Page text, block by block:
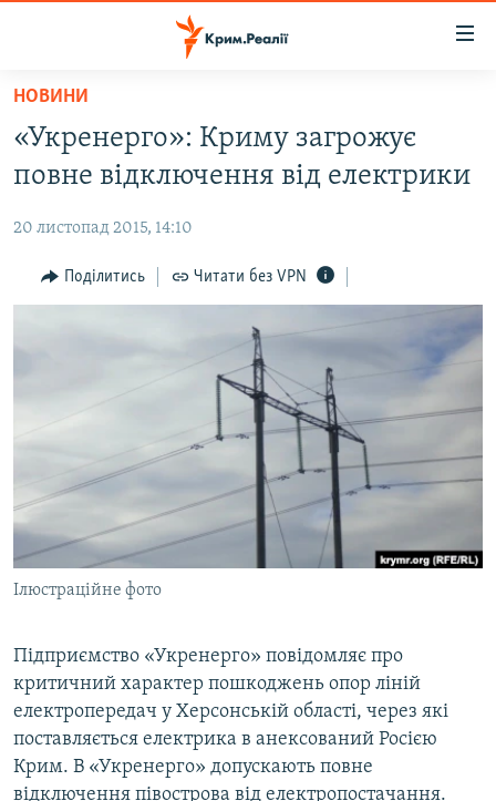
Перейти
основного
матеріалу
до
навігації
Перейти
ВОДА.КРИМ
ПОЛІТИКА
БЛОГИ
ДЕПОРТАЦІЯ
ВІДЕОУРОКИ «ELIFBE»
СВІДЧЕННЯ ОКУПАЦІЇ
УКРАЇНСЬКА ПРОБЛЕМА КРИМУ
ЯК ОБІЙТИ БЛОКУВАННЯ
Русский
Qırımtatar
Усі сайти RFE/RL
НОВИНИ
«Укренерго»: Криму загрожує
повне відключення від електрики
20 листопад 2015, 14:10
Поділитись Читати без VPN
Ілюстраційне фото
Підприємство «Укренерго» повідомляє про
критичний характер пошкоджень опор ліній
електропередач у Херсонській області, через які
поставляється електрика в анексований Росією
Крим. В «Укренерго» допускають повне
відключення півострова від електропостачання.